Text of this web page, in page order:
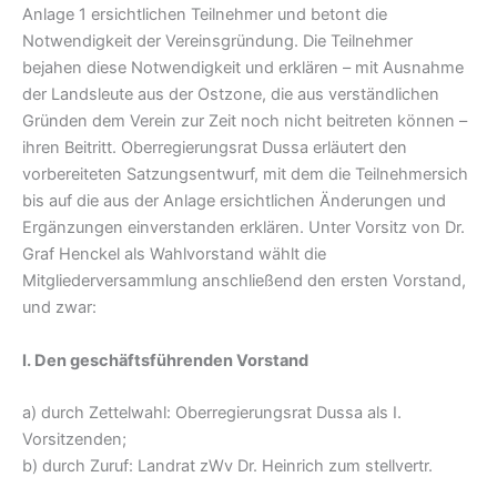
Anlage 1 ersichtlichen Teilnehmer und betont die
Notwendigkeit der Vereinsgründung. Die Teilnehmer
bejahen diese Notwendigkeit und erklären – mit Ausnahme
der Landsleute aus der Ostzone, die aus verständlichen
Gründen dem Verein zur Zeit noch nicht beitreten können –
ihren Beitritt. Oberregierungsrat Dussa erläutert den
vorbereiteten Satzungsentwurf, mit dem die Teilnehmersich
bis auf die aus der Anlage ersichtlichen Änderungen und
Ergänzungen einverstanden erklären. Unter Vorsitz von Dr.
Graf Henckel als Wahlvorstand wählt die
Mitgliederversammlung anschließend den ersten Vorstand,
und zwar:
I. Den geschäftsführenden Vorstand
a) durch Zettelwahl: Oberregierungsrat Dussa als I.
Vorsitzenden;
b) durch Zuruf: Landrat zWv Dr. Heinrich zum stellvertr.